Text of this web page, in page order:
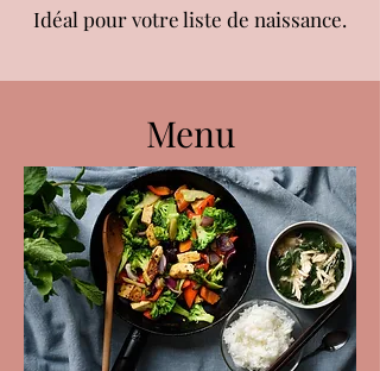
Idéal pour votre liste de naissance.
Menu